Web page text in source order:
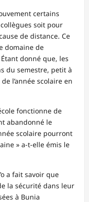
certains
soit pour
de distance. Ce
domaine de
donné que, les
du semestre, petit à
l’année scolaire en
fonctionne de
abandonné le
scolaire pourront
» a-t-elle émis le
a fait savoir que
la sécurité dans leur
à Bunia